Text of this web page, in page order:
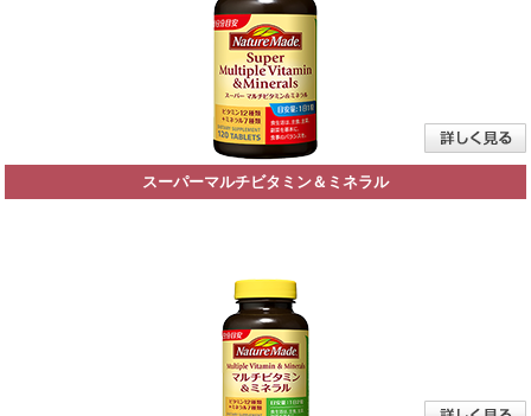
スーパーマルチビタミン＆ミネラル